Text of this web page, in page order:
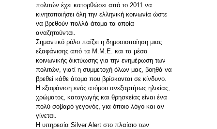
πολιτών έχει κατορθώσει από το 2011 να
κινητοποιήσει όλη την ελληνική κοινωνία ώστε
να βρεθούν πολλά άτομα τα οποία
αναζητούνται.
Σημαντικό ρόλο παίζει η δημοσιοποίηση μιας
εξαφάνισης από τα Μ.Μ.Ε. και τα μέσα
κοινωνικής δικτύωσης για την ενημέρωση των
πολιτών, γιατί η συμμετοχή όλων μας, βοηθά να
βρεθεί κάθε άτομο που βρίσκονται σε κίνδυνο.
Η εξαφάνιση ενός ατόμου ανεξαρτήτως ηλικίας,
χρώματος, καταγωγής και θρησκείας είναι ένα
πολύ σοβαρό γεγονός, για όποιο λόγο και αν
γίνεται.
Η υπηρεσία Silver Alert στο πλαίσιο των